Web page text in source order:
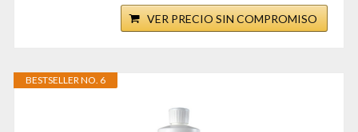
VER PRECIO SIN COMPROMISO
BESTSELLER NO. 6